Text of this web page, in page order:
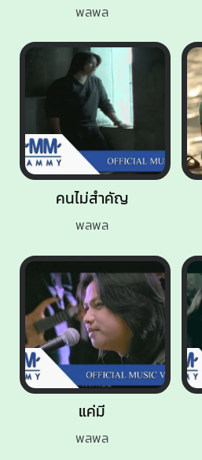
พลพล
แค่มี
พลพล
คนไม่สำคัญ
พลพล